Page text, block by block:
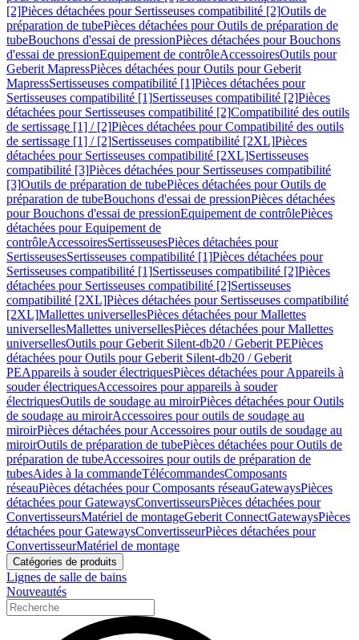
[2]Pièces détachées pour Sertisseuses compatibilité [2]Outils de
préparation de tubePièces détachées pour Outils de préparation de
tubeBouchons d'essai de pressionPièces détachées pour Bouchons
d'essai de pressionEquipement de contrôleAccessoiresOutils pour
Geberit MapressPièces détachées pour Outils pour Geberit
MapressSertisseuses compatibilité [1]Pièces détachées pour
Sertisseuses compatibilité [1]Sertisseuses compatibilité [2]Pièces
détachées pour Sertisseuses compatibilité [2]Compatibilité des outils
de sertissage [1] / [2]Pièces détachées pour Compatibilité des outils
de sertissage [1] / [2]Sertisseuses compatibilité [2XL]Pièces
détachées pour Sertisseuses compatibilité [2XL]Sertisseuses
compatibilité [3]Pièces détachées pour Sertisseuses compatibilité
[3]Outils de préparation de tubePièces détachées pour Outils de
préparation de tubeBouchons d'essai de pressionPièces détachées
pour Bouchons d'essai de pressionEquipement de contrôlePièces
détachées pour Equipement de
contrôleAccessoiresSertisseusesPièces détachées pour
SertisseusesSertisseuses compatibilité [1]Pièces détachées pour
Sertisseuses compatibilité [1]Sertisseuses compatibilité [2]Pièces
détachées pour Sertisseuses compatibilité [2]Sertisseuses
compatibilité [2XL]Pièces détachées pour Sertisseuses compatibilité
[2XL]Mallettes universellesPièces détachées pour Mallettes
universellesMallettes universellesPièces détachées pour Mallettes
universellesOutils pour Geberit Silent-db20 / Geberit PEPièces
détachées pour Outils pour Geberit Silent-db20 / Geberit
PEAppareils à souder électriquesPièces détachées pour Appareils à
souder électriquesAccessoires pour appareils à souder
électriquesOutils de soudage au miroirPièces détachées pour Outils
de soudage au miroirAccessoires pour outils de soudage au
miroirPièces détachées pour Accessoires pour outils de soudage au
miroirOutils de préparation de tubePièces détachées pour Outils de
préparation de tubeAccessoires pour outils de préparation de
tubesAides à la commandeTélécommandesComposants
réseauPièces détachées pour Composants réseauGatewaysPièces
détachées pour GatewaysConvertisseursPièces détachées pour
ConvertisseursMatériel de montageGeberit ConnectGatewaysPièces
détachées pour GatewaysConvertisseurPièces détachées pour
ConvertisseurMatériel de montage
Catégories de produits
Lignes de salle de bains
Nouveautés